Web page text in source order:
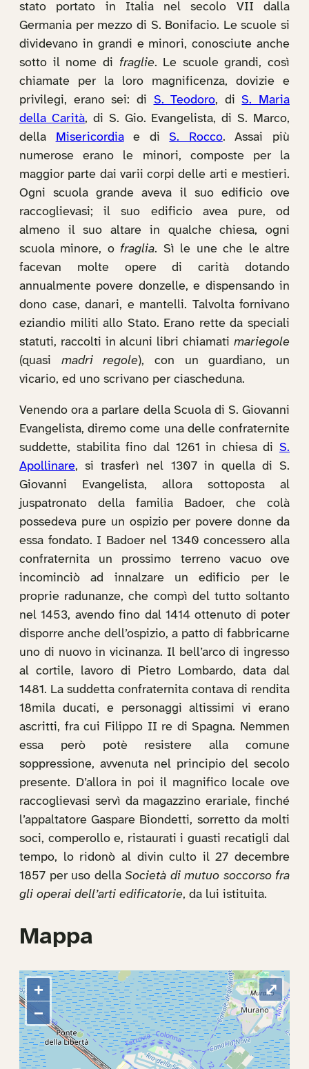
stato portato in Italia nel secolo VII dalla
Germania per mezzo di S. Bonifacio. Le scuole si
dividevano in grandi e minori, conosciute anche
sotto il nome di fraglie. Le scuole grandi, così
chiamate per la loro magnificenza, dovizie e
privilegi, erano sei: di S. Teodoro, diS. Maria
della Carità, di S. Gio. Evangelista, di S. Marco,
della Misericordiae diS. Rocco. Assai più
numerose erano le minori, composte per la
maggior parte dai varii corpi delle arti e mestieri.
Ogni scuola grande aveva il suo edificio ove
raccoglievasi; il suo edificio avea pure, od
almeno il suo altare in qualche chiesa, ogni
scuola minore, o fraglia. Sì le une che le altre
facevan molte opere di carità dotando
annualmente povere donzelle, e dispensando in
dono case, danari, e mantelli. Talvolta fornivano
eziandio militi allo Stato. Erano rette da speciali
statuti, raccolti in alcuni libri chiamati mariegole
(quasi madri regole), con un guardiano, un
vicario, ed uno scrivano per ciascheduna.
Venendo ora a parlare della Scuola di S. Giovanni
Evangelista, diremo come una delle confraternite
suddette, stabilita fino dal 1261 in chiesa di S.
Apollinare, si trasferì nel 1307 in quella di S.
Giovanni Evangelista, allora sottoposta al
juspatronato della familia Badoer, che colà
possedeva pure un ospizio per povere donne da
essa fondato. I Badoer nel 1340 concessero alla
confraternita un prossimo terreno vacuo ove
incominciò ad innalzare un edificio per le
proprie radunanze, che compì del tutto soltanto
nel 1453, avendo fino dal 1414 ottenuto di poter
disporre anche dell’ospizio, a patto di fabbricarne
uno di nuovo in vicinanza. Il bell’arco di ingresso
al cortile, lavoro di Pietro Lombardo, data dal
1481. La suddetta confraternita contava di rendita
18mila ducati, e personaggi altissimi vi erano
ascritti, fra cui Filippo II re di Spagna. Nemmen
essa però potè resistere alla comune
soppressione, avvenuta nel principio del secolo
presente. D’allora in poi il magnifico locale ove
raccoglievasi servì da magazzino erariale, finché
l’appaltatore Gaspare Biondetti, sorretto da molti
soci, comperollo e, ristaurati i guasti recatigli dal
tempo, lo ridonò al divin culto il 27 decembre
1857 per uso della Società di mutuo soccorso fra
gli operai dell’arti edificatorie, da lui istituita.
Mappa